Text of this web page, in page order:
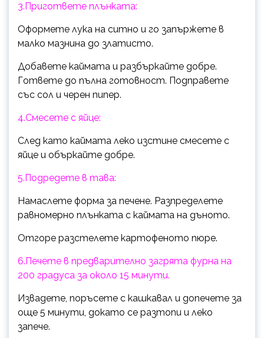
3.Пригответе плънката:
Оформете лука на ситно и го запържете в
малко мазнина до златисто.
Добавете каймата и разбъркайте добре.
Гответе до пълна готовност. Подправете
със сол и черен пипер.
4.Смесете с яйце:
След като каймата леко изстине смесете с
яйце и объркайте добре.
5.Подредете в тава:
Намаслете форма за печене. Разпределете
равномерно плънката с каймата на дъното.
Отгоре разстелете картофеното пюре.
6.Печете в предварително загрята фурна на
200 градуса за около 15 минути.
Извадете, поръсете с кашкавал и допечете за
още 5 минути, докато се разтопи и леко
запече.